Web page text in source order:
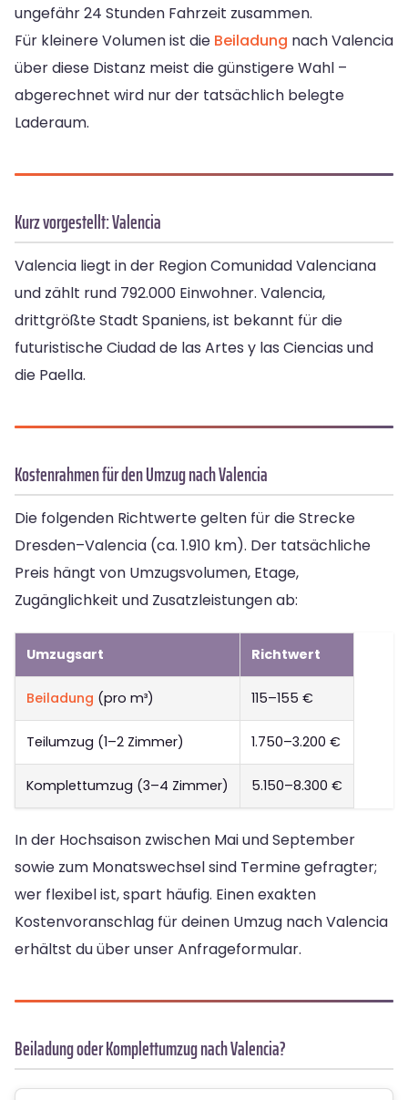
ungefähr 24 Stunden Fahrzeit zusammen.
Für kleinere Volumen ist die Beiladung nach Valencia
über diese Distanz meist die günstigere Wahl –
abgerechnet wird nur der tatsächlich belegte
Laderaum.
Kurz vorgestellt: Valencia
Valencia liegt in der Region Comunidad Valenciana
und zählt rund 792.000 Einwohner. Valencia,
drittgrößte Stadt Spaniens, ist bekannt für die
futuristische Ciudad de las Artes y las Ciencias und
die Paella.
Kostenrahmen für den Umzug nach Valencia
Die folgenden Richtwerte gelten für die Strecke
Dresden–Valencia (ca. 1.910 km). Der tatsächliche
Preis hängt von Umzugsvolumen, Etage,
Zugänglichkeit und Zusatzleistungen ab:
Umzugsart Richtwert
Beiladung (pro m³) 115–155 €
Teilumzug (1–2 Zimmer) 1.750–3.200 €
Komplettumzug (3–4 Zimmer) 5.150–8.300 €
In der Hochsaison zwischen Mai und September
sowie zum Monatswechsel sind Termine gefragter;
wer flexibel ist, spart häufig. Einen exakten
Kostenvoranschlag für deinen Umzug nach Valencia
erhältst du über unser Anfrageformular.
Beiladung oder Komplettumzug nach Valencia?